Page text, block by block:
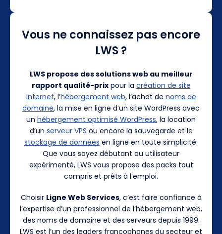
Vous ne connaissez pas encore
LWS ?
LWS propose des solutions web au meilleur
rapport qualité-prixpour la création de site
internet, l’hébergement web, l’achat de noms de
domaine, la mise en ligne d’un site WordPress avec
un hébergement optimisé WordPress, la location
d’un serveur VPS ou encore la sauvegarde et le
stockage de données en ligne en toute simplicité.
Que vous soyez débutant ou utilisateur
expérimenté, LWS vous propose des packs tout
compris et prêts à l’emploi.
Choisir Ligne Web Services, c’est faire confiance à
l’expertise d’un professionnel de l’hébergement web,
des noms de domaine et des serveurs depuis 1999.
LWS est l’un des leaders francophones du secteur et